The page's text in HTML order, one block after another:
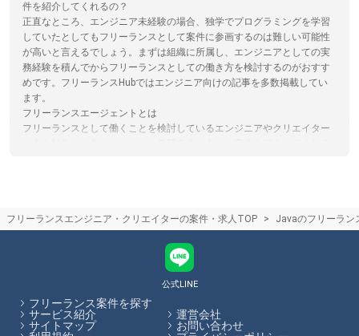
件を紹介してくれるの？
正直なところ、エンジニア未経験の場合、独学でプログラミングを学習
していたとしてもフリーランスとして案件に参画するのは難しい可能性
が高いと言えるでしょう。まずは組織に所属し、エンジニアとしての実
務経験を積んでからフリーランスとしての働き方を検討するのがおすす
めです。フリーランスHubではエンジニア向けの記事を多数掲載してい
ます。
フリーランスエージェントとは
フリーランスとして働くことを検討しているエンジニアやクリエイター
フリーランスエージェント担当者との面談のコツ
働可能な日数、勤務形態などを伝えましょう。正しく希望を伝えること
で、お客様の希望に合った案件の紹介可能性が高まります。フリーラン
スHubでは、各エージェントのサービス内容やその比較をサイト内で行
うことができます。
フリーランスHubはお客様のフリーランス案件探しを最大限サポートし
フリーランスエンジニア・クリエイターの案件・求人TOP Javaのフリーラン
公式LINE
フリーランス案件を探す
サービス紹介
運営会社
サイトマップ
お問い合わせ